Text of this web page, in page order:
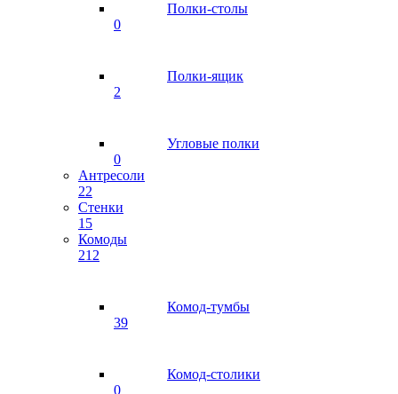
Полки-столы
0
Полки-ящик
2
Угловые полки
0
Антресоли
22
Стенки
15
Комоды
212
Комод-тумбы
39
Комод-столики
0